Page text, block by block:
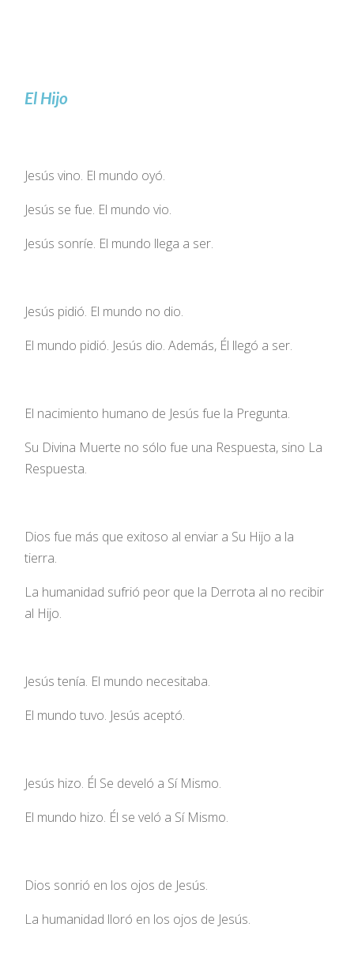
El Hijo
Jesús vino. El mundo oyó.
Jesús se fue. El mundo vio.
Jesús sonríe. El mundo llega a ser.
Jesús pidió. El mundo no dio.
El mundo pidió. Jesús dio. Además, Él llegó a ser.
El nacimiento humano de Jesús fue la Pregunta.
Su Divina Muerte no sólo fue una Respuesta, sino La
Respuesta.
Dios fue más que exitoso al enviar a Su Hijo a la
tierra.
La humanidad sufrió peor que la Derrota al no recibir
al Hijo.
Jesús tenía. El mundo necesitaba.
El mundo tuvo. Jesús aceptó.
Jesús hizo. Él Se develó a Sí Mismo.
El mundo hizo. Él se veló a Sí Mismo.
Dios sonrió en los ojos de Jesús.
La humanidad lloró en los ojos de Jesús.